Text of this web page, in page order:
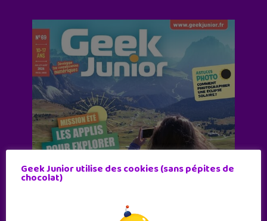
Geek Junior utilise des cookies (sans pépites de
chocolat)